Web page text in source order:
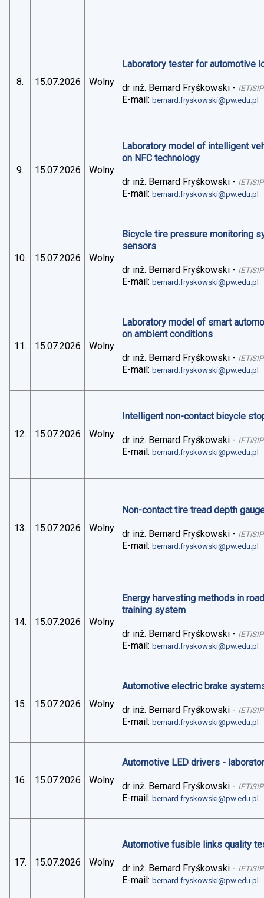
8. 15.07.2026 Wolny
Laboratory tester for automotive
dr inż. Bernard Fryśkowski - IETiSIP
E-mail:bernard.fryskowski@pw.edu.pl
9. 15.07.2026 Wolny
Laboratory model of intelligent
on NFC technology
dr inż. Bernard Fryśkowski - IETiSIP
E-mail:bernard.fryskowski@pw.edu.pl
10. 15.07.2026 Wolny
Bicycle tire pressure monitoring
sensors
dr inż. Bernard Fryśkowski - IETiSIP
E-mail:bernard.fryskowski@pw.edu.pl
11. 15.07.2026 Wolny
Laboratory model of smart
on ambient conditions
dr inż. Bernard Fryśkowski - IETiSIP
E-mail:bernard.fryskowski@pw.edu.pl
12. 15.07.2026 Wolny
Intelligent non-contact bicycle
dr inż. Bernard Fryśkowski - IETiSIP
E-mail:bernard.fryskowski@pw.edu.pl
13. 15.07.2026 Wolny
Non-contact tire tread depth
dr inż. Bernard Fryśkowski - IETiSIP
E-mail:bernard.fryskowski@pw.edu.pl
14. 15.07.2026 Wolny
Energy harvesting methods in
training system
dr inż. Bernard Fryśkowski - IETiSIP
E-mail:bernard.fryskowski@pw.edu.pl
15. 15.07.2026 Wolny
Automotive electric brake
dr inż. Bernard Fryśkowski - IETiSIP
E-mail:bernard.fryskowski@pw.edu.pl
16. 15.07.2026 Wolny
Automotive LED drivers -
dr inż. Bernard Fryśkowski - IETiSIP
E-mail:bernard.fryskowski@pw.edu.pl
17. 15.07.2026 Wolny
Automotive fusible links quality
dr inż. Bernard Fryśkowski - IETiSIP
E-mail:bernard.fryskowski@pw.edu.pl